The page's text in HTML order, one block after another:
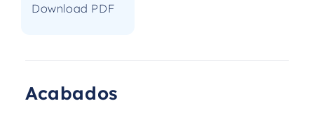
Download PDF
Acabados